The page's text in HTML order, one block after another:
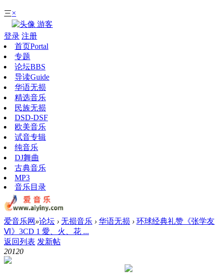
三×
游客
登录 注册
首页Portal
专题
论坛BBS
导读Guide
华语无损
精选音乐
民族无损
DSD-DSF
欧美音乐
试音专辑
纯音乐
DJ舞曲
古典音乐
MP3
音乐目录
爱音乐网 »论坛 › 无损音乐 › 华语无损 › 环球经典礼赞《张学友
Ⅵ》3CD 1 愛、火、花 ...
返回列表 发新帖
20120